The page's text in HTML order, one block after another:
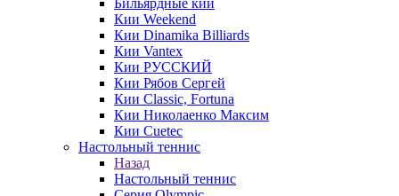
Бильярдные кии
Кии Weekend
Кии Dinamika Billiards
Кии Vantex
Кии РУССКИЙ
Кии Рябов Сергей
Кии Classic, Fortuna
Кии Николаенко Максим
Кии Cuetec
Настольный теннис
Назад
Настольный теннис